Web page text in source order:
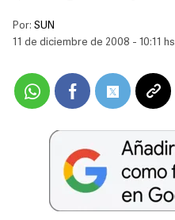
Por: SUN
11 de diciembre de 2008 - 10:11 hs